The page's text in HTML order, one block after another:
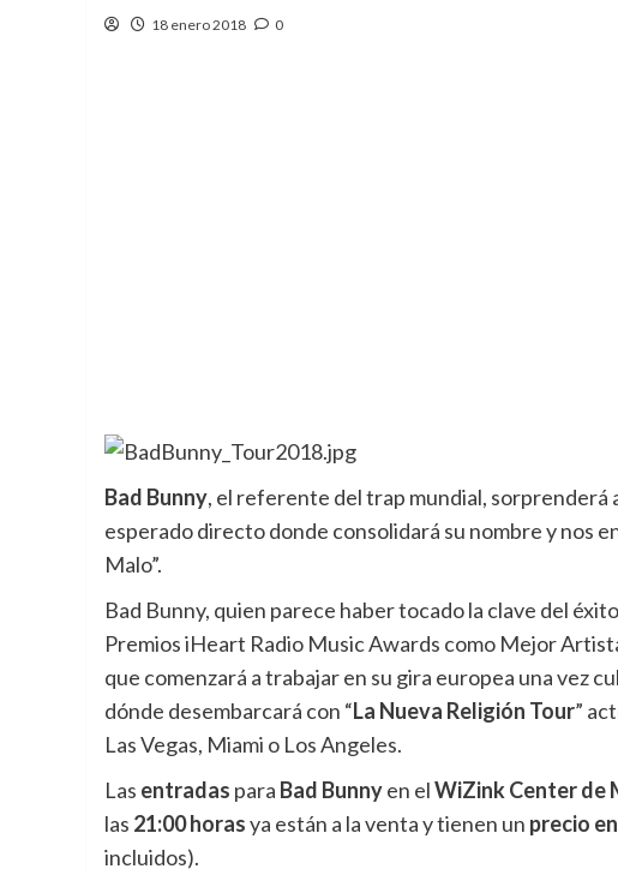
18 enero 2018 0
Bad Bunny, el referente del trap mundial, sorprenderá
esperado directo donde consolidará su nombre y nos
Malo”.
Bad Bunny, quien parece haber tocado la clave del
Premios iHeart Radio Music Awards como Mejor
que comenzará a trabajar en su gira europea una vez
dónde desembarcará con “La Nueva Religión Tour”
Las Vegas, Miami o Los Angeles.
Las entradas para Bad Bunnyen elWiZink Center de
las 21:00 horasya están a la venta y tienen un precio
incluidos).